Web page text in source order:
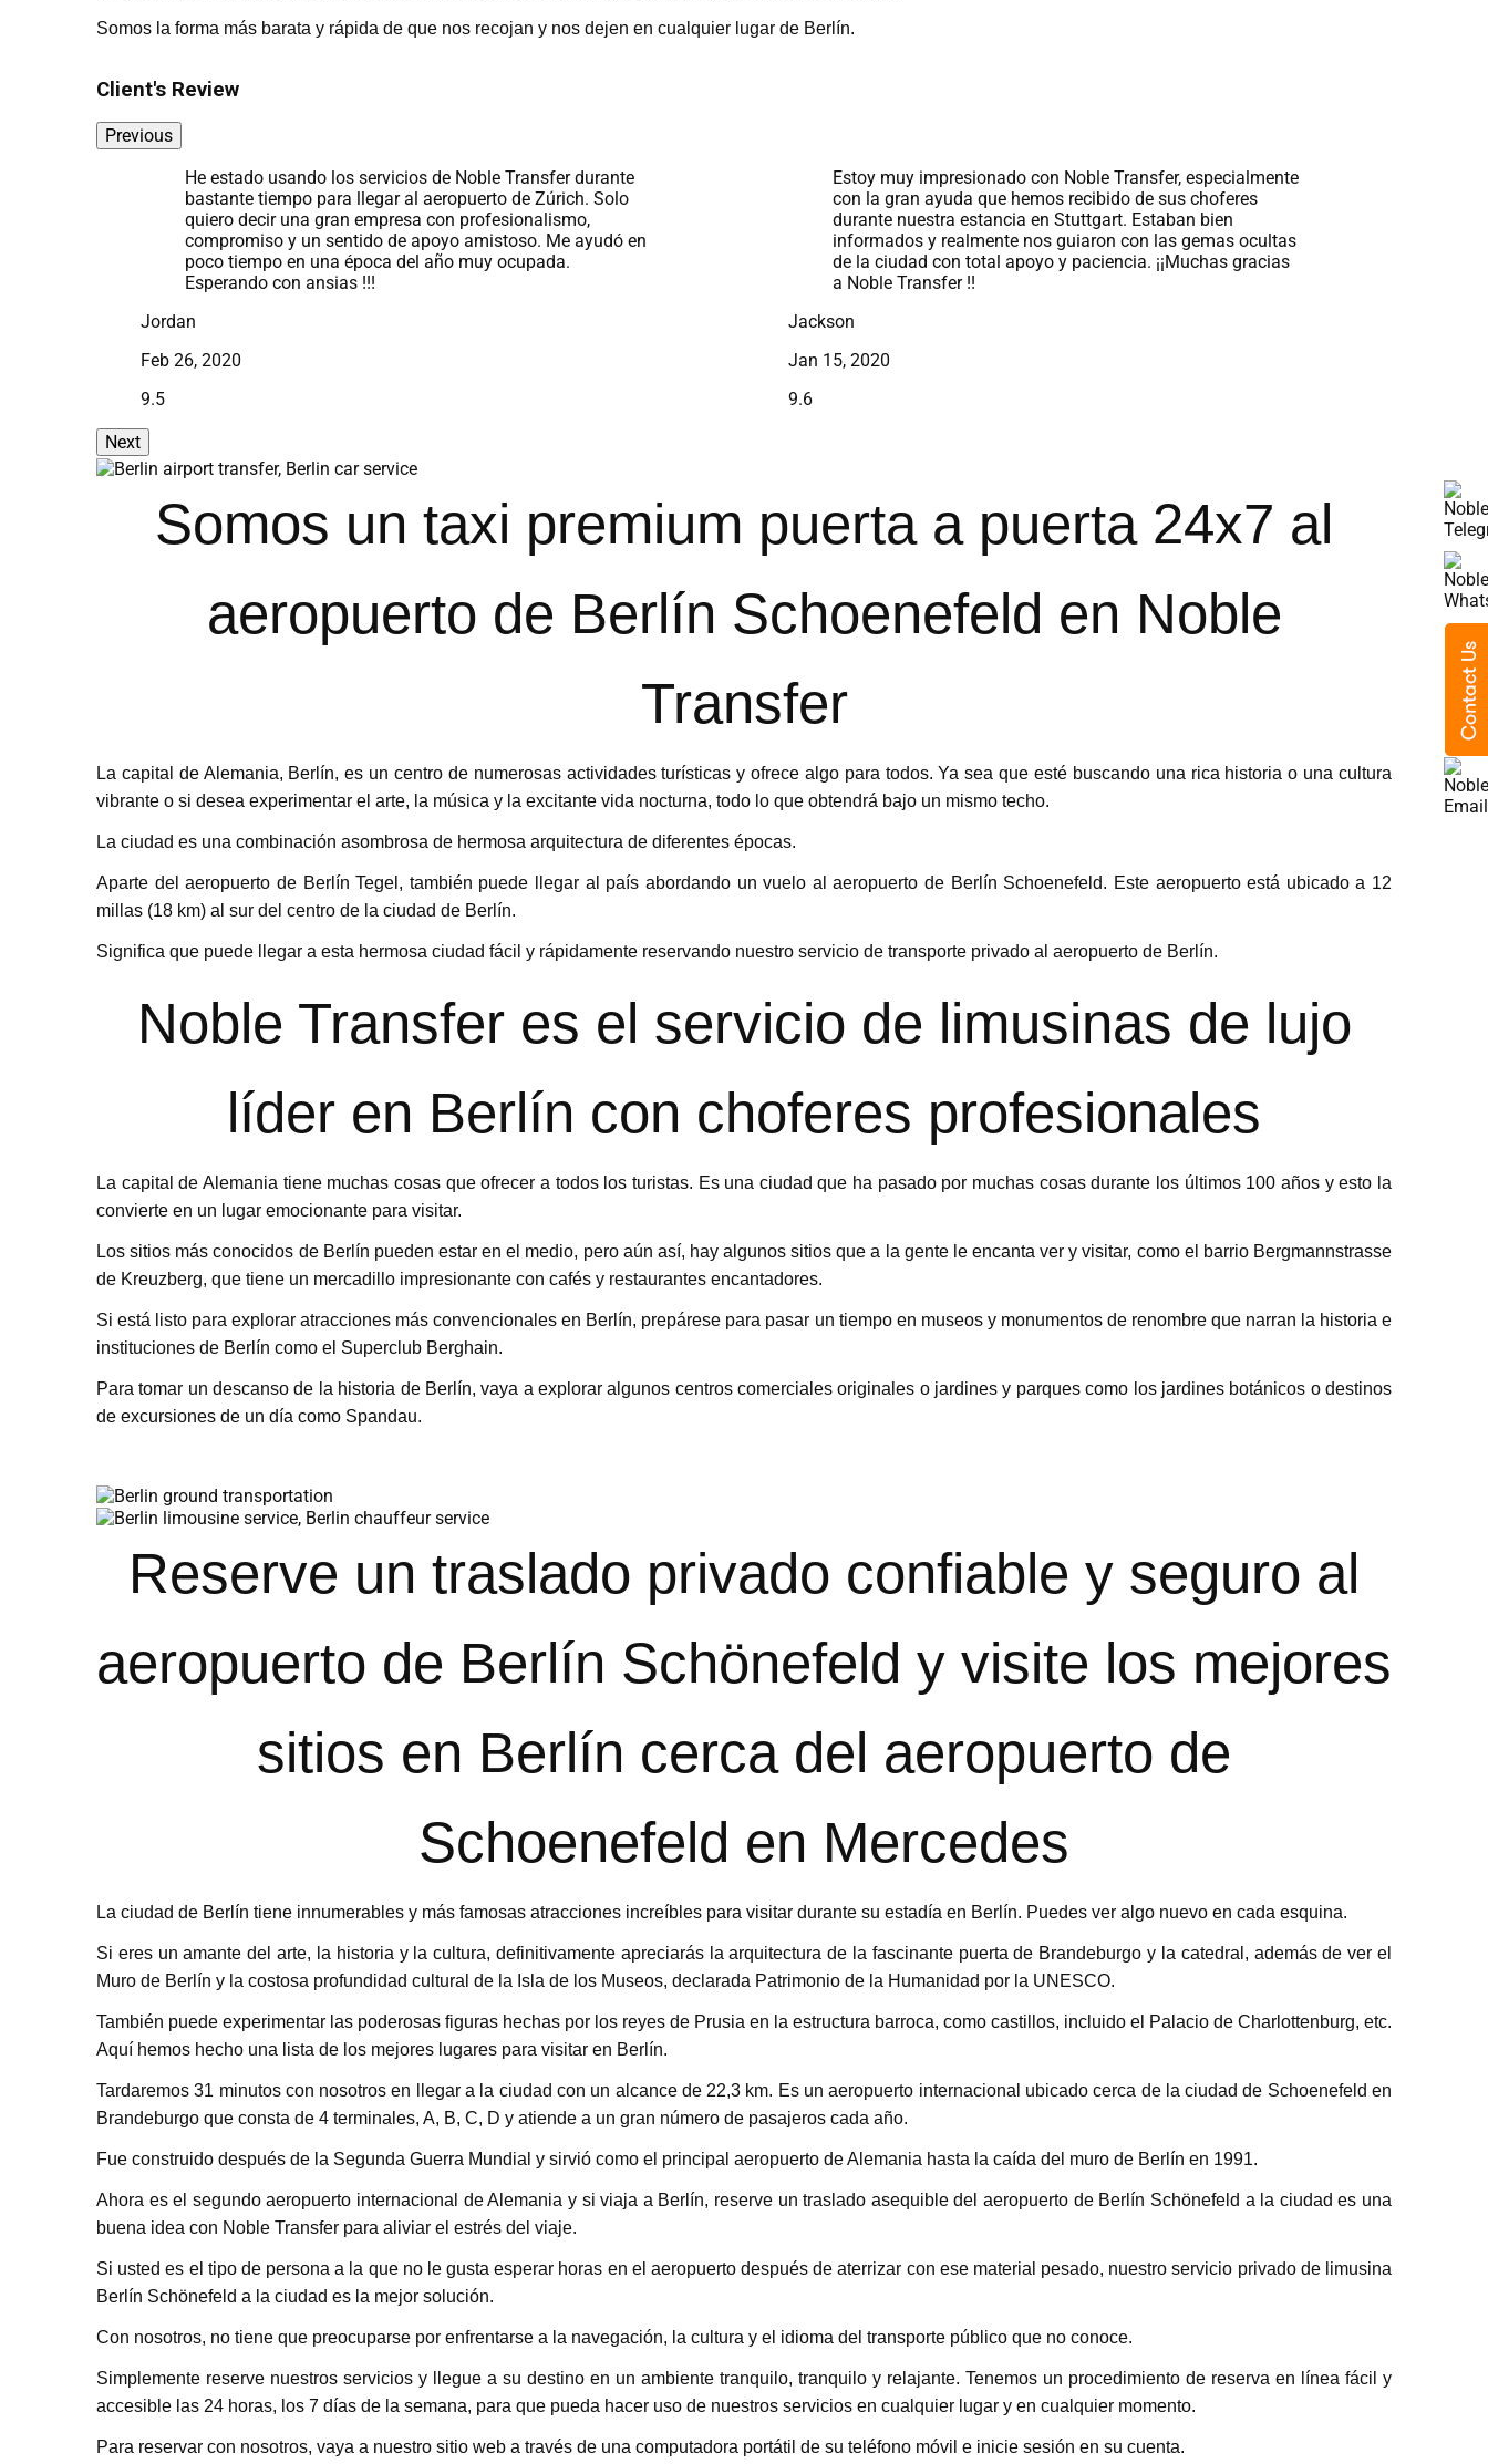
Somos la forma más barata y rápida de que nos recojan y nos dejen en cualquier lugar de Berlín.
Client's Review
Previous
los servicios de Noble Transfer durante
llegar al aeropuerto de Zúrich. Solo
empresa con profesionalismo,
de apoyo amistoso. Me ayudó en
época del año muy ocupada.
Estoy muy impresionado con Noble Transfer, especialmente
con la gran ayuda que hemos recibido de sus choferes
durante nuestra estancia en Stuttgart. Estaban bien
informados y realmente nos guiaron con las gemas ocultas
de la ciudad con total apoyo y paciencia. ¡¡Muchas gracias
La instalación de recogida y devolución
fue muy impresionante. El chófer llega a
está totalmente equipada para cada tipo
Conseguí un asiento equipado por
2 años. Lo pasamos muy bien durante
Next
Somos un taxi premium puerta a puerta 24x7 al
aeropuerto de Berlín Schoenefeld en Noble
Transfer
La capital de Alemania, Berlín, es un centro de numerosas actividades turísticas y ofrece algo para todos. Ya sea que esté buscando una rica historia o una cultura
vibrante o si desea experimentar el arte, la música y la excitante vida nocturna, todo lo que obtendrá bajo un mismo techo.
La ciudad es una combinación asombrosa de hermosa arquitectura de diferentes épocas.
Aparte del aeropuerto de Berlín Tegel, también puede llegar al país abordando un vuelo al aeropuerto de Berlín Schoenefeld. Este aeropuerto está ubicado a 12
millas (18 km) al sur del centro de la ciudad de Berlín.
Significa que puede llegar a esta hermosa ciudad fácil y rápidamente reservando nuestro servicio de transporte privado al aeropuerto de Berlín.
Noble Transfer es el servicio de limusinas de lujo
líder en Berlín con choferes profesionales
La capital de Alemania tiene muchas cosas que ofrecer a todos los turistas. Es una ciudad que ha pasado por muchas cosas durante los últimos 100 años y esto la
convierte en un lugar emocionante para visitar.
Los sitios más conocidos de Berlín pueden estar en el medio, pero aún así, hay algunos sitios que a la gente le encanta ver y visitar, como el barrio Bergmannstrasse
de Kreuzberg, que tiene un mercadillo impresionante con cafés y restaurantes encantadores.
Si está listo para explorar atracciones más convencionales en Berlín, prepárese para pasar un tiempo en museos y monumentos de renombre que narran la historia e
instituciones de Berlín como el Superclub Berghain.
Para tomar un descanso de la historia de Berlín, vaya a explorar algunos centros comerciales originales o jardines y parques como los jardines botánicos o destinos
de excursiones de un día como Spandau.
Reserve un traslado privado confiable y seguro al
aeropuerto de Berlín Schönefeld y visite los mejores
sitios en Berlín cerca del aeropuerto de
Schoenefeld en Mercedes
La ciudad de Berlín tiene innumerables y más famosas atracciones increíbles para visitar durante su estadía en Berlín. Puedes ver algo nuevo en cada esquina.
Si eres un amante del arte, la historia y la cultura, definitivamente apreciarás la arquitectura de la fascinante puerta de Brandeburgo y la catedral, además de ver el
Muro de Berlín y la costosa profundidad cultural de la Isla de los Museos, declarada Patrimonio de la Humanidad por la UNESCO.
También puede experimentar las poderosas figuras hechas por los reyes de Prusia en la estructura barroca, como castillos, incluido el Palacio de Charlottenburg, etc.
Aquí hemos hecho una lista de los mejores lugares para visitar en Berlín.
Tardaremos 31 minutos con nosotros en llegar a la ciudad con un alcance de 22,3 km. Es un aeropuerto internacional ubicado cerca de la ciudad de Schoenefeld en
Brandeburgo que consta de 4 terminales, A, B, C, D y atiende a un gran número de pasajeros cada año.
Fue construido después de la Segunda Guerra Mundial y sirvió como el principal aeropuerto de Alemania hasta la caída del muro de Berlín en 1991.
Ahora es el segundo aeropuerto internacional de Alemania y si viaja a Berlín, reserve un traslado asequible del aeropuerto de Berlín Schönefeld a la ciudad es una
buena idea con Noble Transfer para aliviar el estrés del viaje.
Si usted es el tipo de persona a la que no le gusta esperar horas en el aeropuerto después de aterrizar con ese material pesado, nuestro servicio privado de limusina
Berlín Schönefeld a la ciudad es la mejor solución.
Con nosotros, no tiene que preocuparse por enfrentarse a la navegación, la cultura y el idioma del transporte público que no conoce.
Simplemente reserve nuestros servicios y llegue a su destino en un ambiente tranquilo, tranquilo y relajante. Tenemos un procedimiento de reserva en línea fácil y
accesible las 24 horas, los 7 días de la semana, para que pueda hacer uso de nuestros servicios en cualquier lugar y en cualquier momento.
Para reservar con nosotros, vaya a nuestro sitio web a través de una computadora portátil de su teléfono móvil e inicie sesión en su cuenta.